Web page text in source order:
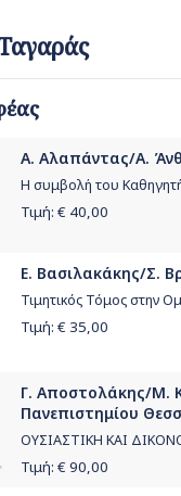
Α. Αλαπάντας/Α.
Η συμβολή του
Τιμή: € 40,00
Ε. Βασιλακάκης/Σ.
Τιμητικός Τόμος στην
Τιμή: € 35,00
Γ. Αποστολάκης/Μ.
Πανεπιστημίου
ΟΥΣΙΑΣΤΙΚΗ ΚΑΙ
Τιμή: € 90,00